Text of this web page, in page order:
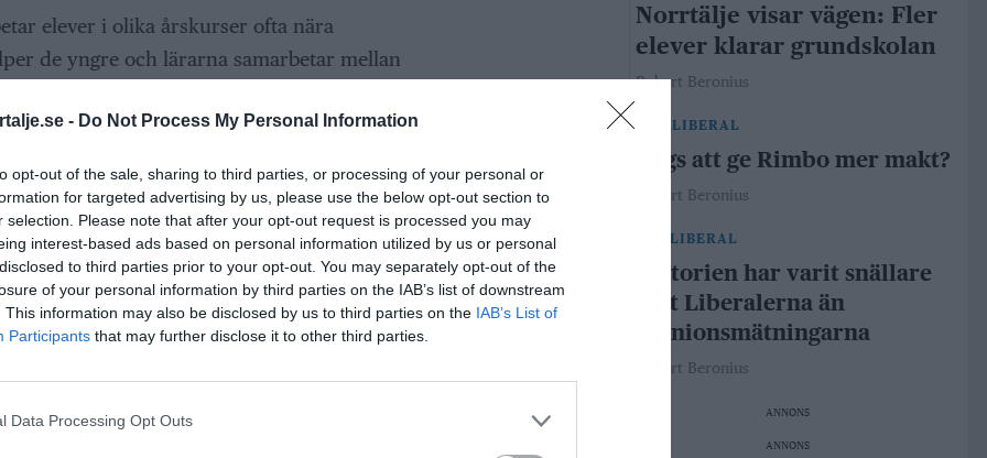
- Do Not Process My Personal Information
opt-out of the sale, sharing to third parties, or processing of your personal or
for targeted advertising by us, please use the below opt-out section to
selection. Please note that after your opt-out request is processed you may
interest-based ads based on personal information utilized by us or personal
to third parties prior to your opt-out. You may separately opt-out of the
of your personal information by third parties on the IAB’s list of downstream
This information may also be disclosed by us to third parties on the IAB’s List of
Participants that may further disclose it to other third parties.
Data Processing Opt Outs
elever i olika årskurser ofta nära
de yngre och lärarna samarbetar mellan
en röd tråd i matematikundervisningen.
beskriver skolan som ett medvetet val.
säger hon till Norrtälje kommun.
gemenskap och miljön på Yxlan som en
att leva på Saltkråkan, säger hon i
Norrtälje visar vägen: Fler
elever klarar grundskolan
Robert Beronius
29 julLIBERAL
Dags att ge Rimbo mer makt?
Robert Beronius
LIBERAL
Historien har varit snällare
mot Liberalerna än
opinionsmätningarna
Robert Beronius
ANNONS
ANNONS